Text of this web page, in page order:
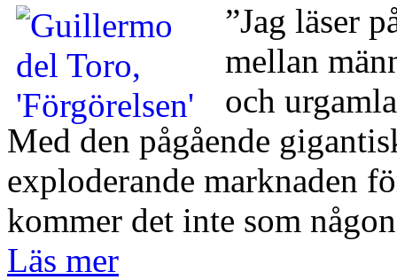
”Jag läser
mellan
och
Med den pågående
exploderande marknaden
kommer det inte som
Läs mer